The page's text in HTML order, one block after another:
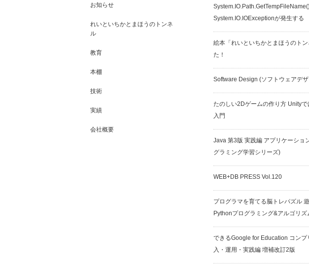
お知らせ
れいといちかとまほうのトンネ
ル
教育
本棚
技術
実績
会社概要
System.IO.IOExceptionが発生する
絵本「れいといちかとまほうのト
た！
Software Design (ソフトウェアデ
たのしい2Dゲームの作り方 Unity
入門
Java 第3版 実践編 アプリケーショ
グラミング学習シリーズ)
WEB+DB PRESS Vol.120
プログラマを育てる脳トレパズル
Pythonプログラミング&アルゴリズ
できるGoogle for Education コンプ
入・運用・実践編 増補改訂2版